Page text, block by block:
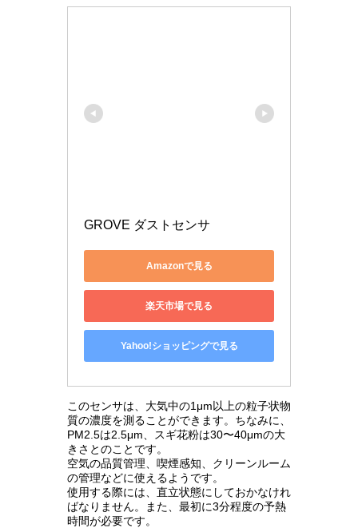
GROVE ダストセンサ
Amazonで見る
楽天市場で見る
Yahoo!ショッピングで見る
このセンサは、大気中の1μm以上の粒子状物
質の濃度を測ることができます。ちなみに、
PM2.5は2.5μm、スギ花粉は30〜40μmの大
きさとのことです。
空気の品質管理、喫煙感知、クリーンルーム
の管理などに使えるようです。
使用する際には、直立状態にしておかなけれ
ばなりません。また、最初に3分程度の予熱
時間が必要です。